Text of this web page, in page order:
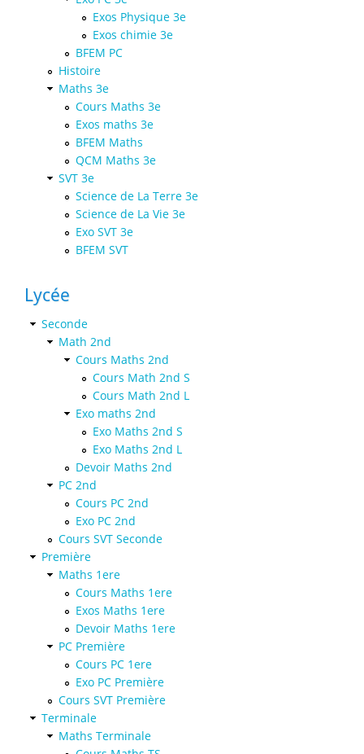
Exos Physique 3e
Exos chimie 3e
BFEM PC
Histoire
Maths 3e
Cours Maths 3e
Exos maths 3e
BFEM Maths
QCM Maths 3e
SVT 3e
Science de La Terre 3e
Science de La Vie 3e
Exo SVT 3e
BFEM SVT
Lycée
Seconde
Math 2nd
Cours Maths 2nd
Cours Math 2nd S
Cours Math 2nd L
Exo maths 2nd
Exo Maths 2nd S
Exo Maths 2nd L
Devoir Maths 2nd
PC 2nd
Cours PC 2nd
Exo PC 2nd
Cours SVT Seconde
Première
Maths 1ere
Cours Maths 1ere
Exos Maths 1ere
Devoir Maths 1ere
PC Première
Cours PC 1ere
Exo PC Première
Cours SVT Première
Terminale
Maths Terminale